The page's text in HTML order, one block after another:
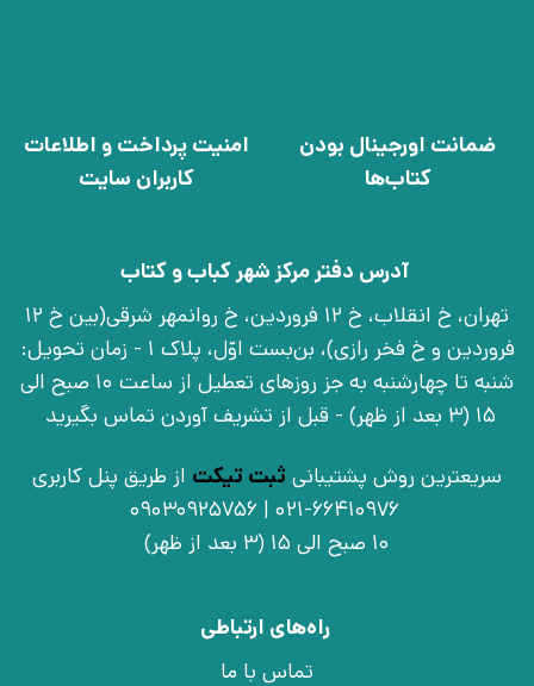
ضمانت اورجینال بودن
کتاب‌ها
امنیت پرداخت و اطلاعات
کاربران سایت
آدرس دفتر مرکز شهر کباب و کتاب
تهران، خ انقلاب، خ 12 فروردین، خ روانمهر شرقی(بین خ 12
فروردین و خ فخر رازی)، بن‌بست اوّل، پلاک 1 - زمان تحویل:
شنبه تا چهارشنبه به جز روزهای تعطیل از ساعت 10 صبح الی
15 (3 بعد از ظهر) - قبل از تشریف آوردن تماس بگیرید
سریعترین روش پشتیبانی ثبت تیکت از طریق پنل کاربری
021-66410976 | 09030925756
10 صبح الی 15 (3 بعد از ظهر)
راه‌های ارتباطی
تماس با ما